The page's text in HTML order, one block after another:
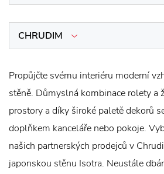
CHRUDIM
Propůjčte svému interiéru moderní
stěně. Důmyslná kombinace rolety a
prostory a díky široké paletě dekorů
doplňkem kanceláře nebo pokoje.
našich partnerských prodejců v
japonskou stěnu Isotra. Neustále